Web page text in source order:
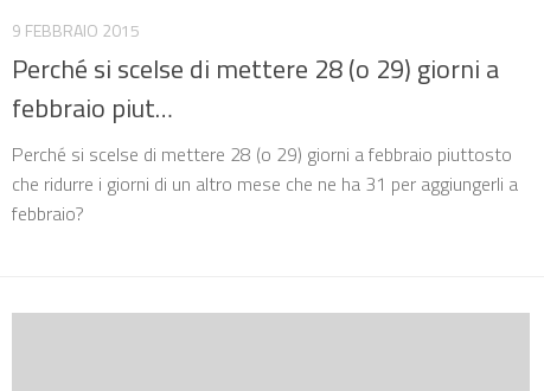
9 FEBBRAIO 2015
Perché si scelse di mettere 28 (o 29) giorni a
febbraio piut…
Perché si scelse di mettere 28 (o 29) giorni a febbraio piuttosto
che ridurre i giorni di un altro mese che ne ha 31 per aggiungerli a
febbraio?